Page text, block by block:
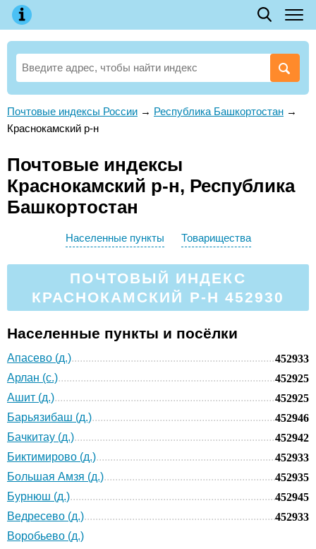
Почтовые индексы России → Республика Башкортостан →
Краснокамский р-н
Почтовые индексы
Краснокамский р-н, Республика
Башкортостан
Населенные пункты Товарищества
ПОЧТОВЫЙ ИНДЕКС
КРАСНОКАМСКИЙ Р-Н 452930
Населенные пункты и посёлки
Апасево (д.)
452933
Арлан (с.)
452925
Ашит (д.)
452925
Барьязибаш (д.)
452946
Бачкитау (д.)
452942
Биктимирово (д.)
452933
Большая Амзя (д.)
452935
Бурнюш (д.)
452945
Ведресево (д.)
452933
Воробьево (д.)